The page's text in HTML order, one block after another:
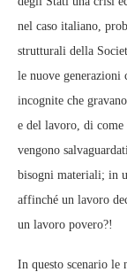
nel caso italiano,
strutturali della
le nuove
incognite che
e del lavoro, di come
vengono
bisogni materiali; in
affinché un lavoro
un lavoro povero?!
In questo scenario le